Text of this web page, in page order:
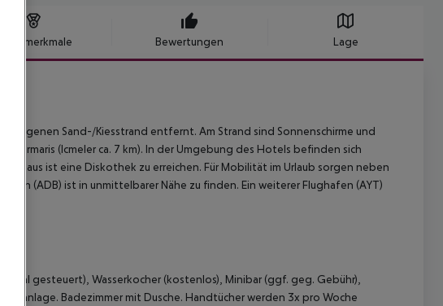
Hotelmerkmale Bewertungen Lage
Sand-/Kiesstrand entfernt. Am Strand sind Sonnenschirme und
(Icmeler ca. 7 km). In der Umgebung des Hotels befinden sich
aus ist eine Diskothek zu erreichen. Für Mobilität im Urlaub sorgen neben
(ADB) ist in unmittelbarer Nähe zu finden. Ein weiterer Flughafen (AYT)
gesteuert), Wasserkocher (kostenlos), Minibar (ggf. geg. Gebühr),
Badezimmer mit Dusche. Handtücher werden 3x pro Woche